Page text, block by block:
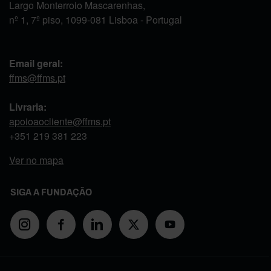
Largo Monterroio Mascarenhas,
nº 1, 7º piso, 1099-081 Lisboa - Portugal
Email geral:
ffms@ffms.pt
Livraria:
apoioaocliente@ffms.pt
+351 219 381 223
Ver no mapa
SIGA A FUNDAÇÃO